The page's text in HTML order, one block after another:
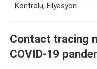
Kontrolü, Filyasyon
Contact tracing
COVID-19